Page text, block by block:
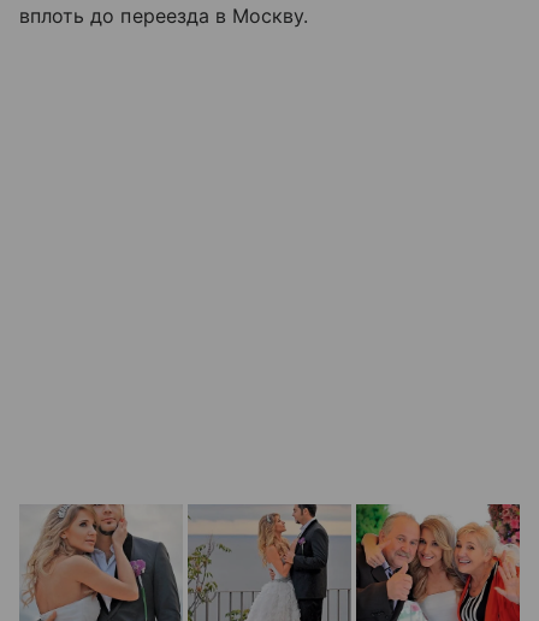
вплоть до переезда в Москву.